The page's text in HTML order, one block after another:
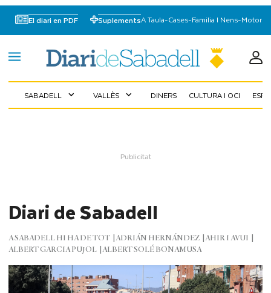
El diari en PDF SuplementsA Taula-Cases-Familia I Nens-Motor
SABADELL expand_more VALLÈS expand_more DINERS CULTURA I OCI
Diari de Sabadell
A SABADELL HI HA DE TOT ADRIÁN HERNÁNDEZ
AHIR I AVUI
ALBERT GARCIA PUJOL
ALBERT SOLÉ BONAMUSA